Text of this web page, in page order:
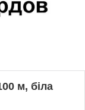
м, біла